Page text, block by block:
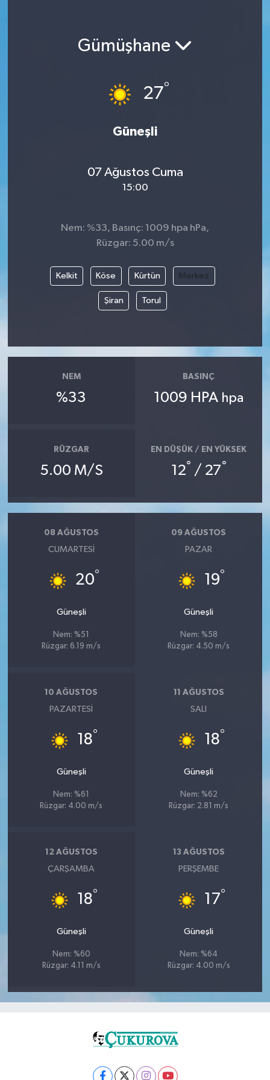
Gümüşhane
27°
Güneşli
07 Ağustos Cuma
15:00
Nem: %33, Basınç: 1009 hpa hPa,
Rüzgar: 5.00 m/s
Kelkit Köse Kürtün Merkez
Şiran Torul
NEM
%33
BASINÇ
1009 HPA hpa
RÜZGAR
5.00 M/S
EN DÜŞÜK / EN YÜKSEK
12° / 27°
08 AĞUSTOS
CUMARTESI
20°
Güneşli
Nem: %51
Rüzgar: 6.19 m/s
09 AĞUSTOS
PAZAR
19°
Güneşli
Nem: %58
Rüzgar: 4.50 m/s
10 AĞUSTOS
PAZARTESI
18°
Güneşli
Nem: %61
Rüzgar: 4.00 m/s
11 AĞUSTOS
SALI
18°
Güneşli
Nem: %62
Rüzgar: 2.81 m/s
12 AĞUSTOS
ÇARŞAMBA
18°
Güneşli
Nem: %60
Rüzgar: 4.11 m/s
13 AĞUSTOS
PERŞEMBE
17°
Güneşli
Nem: %64
Rüzgar: 4.00 m/s